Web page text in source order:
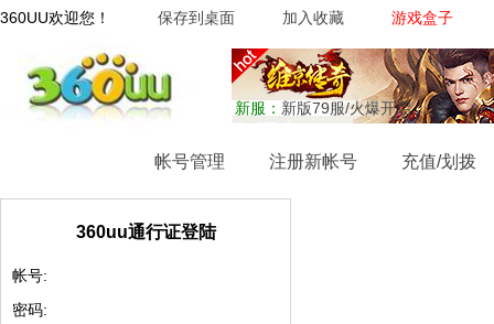
360UU欢迎您！ 保存到桌面 加入收藏 游戏盒子
新服： 新版79服/火爆开启
帐号管理 注册新帐号 充值/划拨
360uu通行证登陆
帐号:
密码: